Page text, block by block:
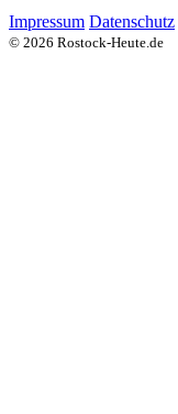
Impressum Datenschutz
© 2026 Rostock-Heute.de